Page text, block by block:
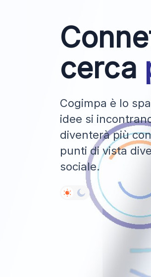
cerca
Cogimpa è lo
idee si
diventerà più
punti di vista
sociale.